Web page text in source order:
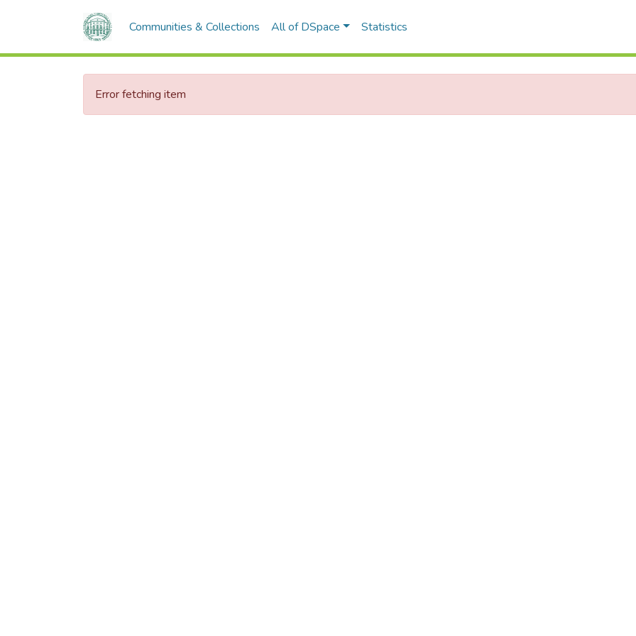
Communities & Collections All of DSpace Statistics
Error fetching item